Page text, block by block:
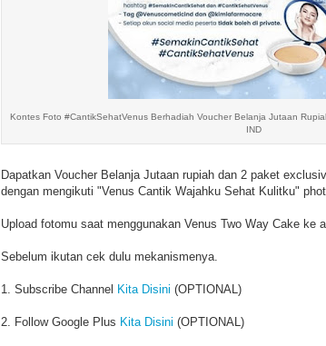
Kontes Foto #CantikSehatVenus Berhadiah Voucher Belanja Jutaan
IND
Dapatkan Voucher Belanja Jutaan rupiah dan 2 paket
dengan mengikuti "Venus Cantik Wajahku Sehat Kulitku"
Upload fotomu saat menggunakan Venus Two Way Cake ke
Sebelum ikutan cek dulu mekanismenya.
1. Subscribe Channel Kita Disini (OPTIONAL)
2. Follow Google Plus Kita Disini (OPTIONAL)